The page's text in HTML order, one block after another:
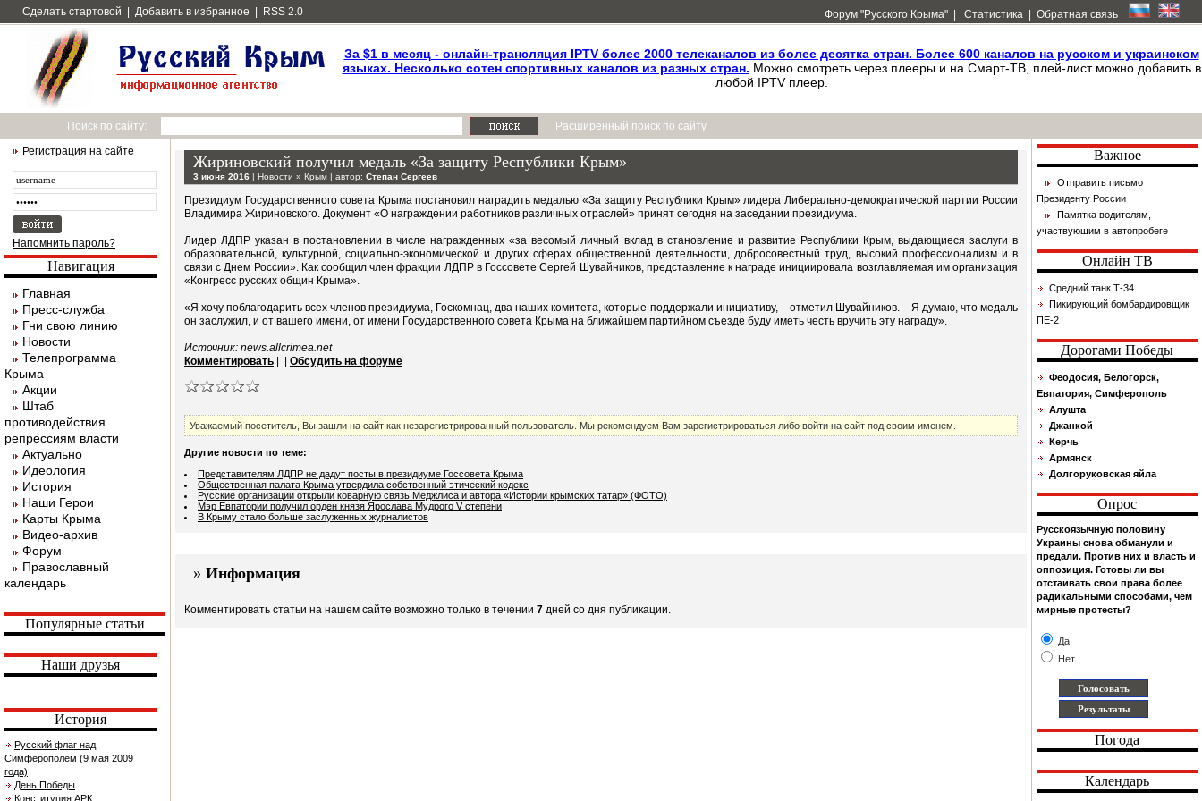
Сделать стартовой Добавить в избранное RSS 2.0 Форум "Русского Крыма" Статистика Обратная связь
За $1 в месяц - онлайн-трансляция IPTV более 2000 телеканалов из более десятка стран. Более 600 каналов на русском и украинском
языках. Несколько сотен спортивных каналов из разных стран. Можно смотреть через плееры и на Смарт-ТВ, плей-лист можно добавить в
любой IPTV плеер.
Поиск по сайту:
Расширенный поиск по сайту
Регистрация на сайте
Напомнить пароль?
Навигация
Главная
Пресс-служба
Гни свою линию
Новости
Телепрограмма
Крыма
Акции
Штаб
противодействия
репрессиям власти
Актуально
Идеология
История
Наши Герои
Карты Крыма
Видео-архив
Форум
Православный
календарь
Популярные статьи
Наши друзья
История
Русский флаг над
Симферополем (9 мая 2009
года)
День Победы
Конституция АРК
Жириновский получил медаль «За защиту Республики Крым»
3 июня 2016 | Новости » Крым | автор: Степан Сергеев
Президиум Государственного совета Крыма постановил наградить медалью «За защиту Республики Крым» лидера Либерально-демократической партии России
Владимира Жириновского. Документ «О награждении работников различных отраслей» принят сегодня на заседании президиума.
Лидер ЛДПР указан в постановлении в числе награжденных «за весомый личный вклад в становление и развитие Республики Крым, выдающиеся заслуги в
образовательной, культурной, социально-экономической и других сферах общественной деятельности, добросовестный труд, высокий профессионализм и в
связи с Днем России». Как сообщил член фракции ЛДПР в Госсовете Сергей Шувайников, представление к награде инициировала возглавляемая им организация
«Конгресс русских общин Крыма».
«Я хочу поблагодарить всех членов президиума, Госкомнац, два наших комитета, которые поддержали инициативу, – отметил Шувайников. – Я думаю, что медаль
он заслужил, и от вашего имени, от имени Государственного совета Крыма на ближайшем партийном съезде буду иметь честь вручить эту награду».
Источник: news.allcrimea.net
Комментировать
Обсудить на форуме
Уважаемый посетитель, Вы зашли на сайт как незарегистрированный пользователь. Мы рекомендуем Вам зарегистрироваться либо войти на сайт под своим именем.
Другие новости по теме:
Представителям ЛДПР не дадут посты в президиуме Госсовета Крыма
Общественная палата Крыма утвердила собственный этический кодекс
Русские организации открыли коварную связь Меджлиса и автора «Истории крымских татар» (ФОТО)
Мэр Евпатории получил орден князя Ярослава Мудрого V степени
В Крыму стало больше заслуженных журналистов
» Информация
Комментировать статьи на нашем сайте возможно только в течении 7 дней со дня публикации.
Важное
Отправить письмо
Президенту России
Памятка водителям,
участвующим в автопробеге
Онлайн ТВ
Средний танк Т-34
Пикирующий бомбардировщик
ПЕ-2
Дорогами Победы
Феодосия, Белогорск,
Евпатория, Симферополь
Алушта
Джанкой
Керчь
Армянск
Долгоруковская яйла
Опрос
Русскоязычную половину
Украины снова обманули и
предали. Против них и власть и
оппозиция. Готовы ли вы
отстаивать свои права более
радикальными способами, чем
мирные протесты?
Да
Нет
Погода
Календарь